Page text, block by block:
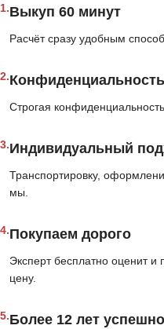
1.Выкуп 60 минут
Расчёт сразу удобным
2.Конфиденциальность
Строгая
3.Индивидуальный
Транспортировку,
мы.
4.Покупаем дорого
Эксперт бесплатно оценит
цену.
5.Более 12 лет